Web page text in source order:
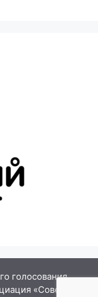
голосования
«Совет